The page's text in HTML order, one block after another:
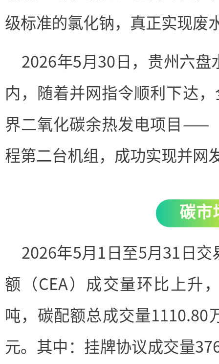
级标准的氯化钠，真正实现废
2026年5月30日，贵州六盘
内，随着并网指令顺利下达
界二氧化碳余热发电项目
程第二台机组，成功实现并网
碳市
2026年5月1日至5月31日
额（ CEA ）成交量环比上升
吨，碳配额总成交量1110.80
元。其中：挂牌协议成交量